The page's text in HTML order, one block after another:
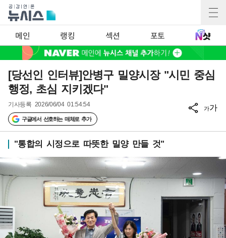
메인 랭킹 섹션 포토
[당선인 인터뷰]안병구 밀양시장 "시민 중심
행정, 초심 지키겠다"
기사등록 2026/06/04 01:54:54
구글에서 선호하는 매체로 추가
가가
"통합의 시정으로 따뜻한 밀양 만들 것"